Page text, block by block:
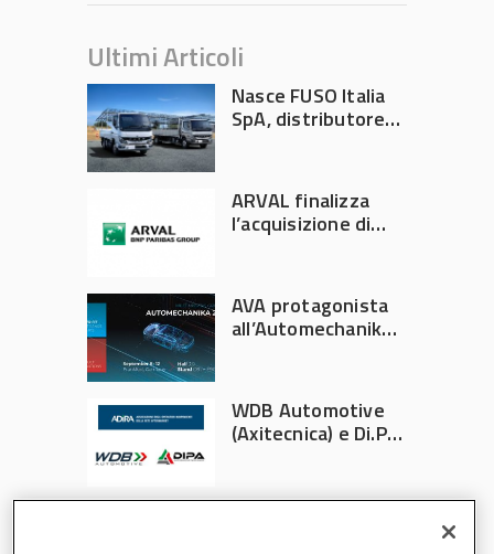
Ultimi Articoli
Nasce FUSO Italia
SpA, distributore
ARVAL finalizza
l’acquisizione di
AVA protagonista
all’Automechanika
WDB Automotive
(Axitecnica) e Di.Pa.